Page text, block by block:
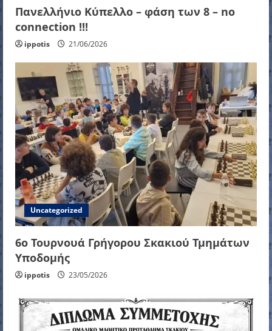
Πανελλήνιο Κύπελλο – φάση των 8 – no
connection !!!
ippotis 21/06/2026
Uncategorized
6ο Τουρνουά Γρήγορου Σκακιού Τμημάτων
Υποδομής
ippotis 23/05/2026